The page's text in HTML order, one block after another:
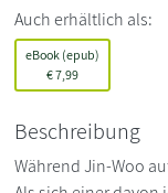
Auch erhältlich als:
eBook (epub)
€7,99
Beschreibung
Während Jin-Woo